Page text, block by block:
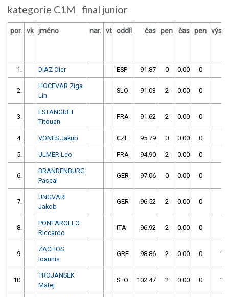
kategorie C1M final junior
por. vk jméno nar. vt oddíl čas pen čas pen
1. DIAZ Oier ESP 91.87 0 0.00 0
2.
HOCEVAR Ziga
Lin
SLO 91.03 2 0.00 0
3.
ESTANGUET
Titouan
FRA 91.62 2 0.00 0
4. VONES Jakub CZE 95.79 0 0.00 0
5. ULMER Leo FRA 94.90 2 0.00 0
6.
BRANDENBURG
Pascal
GER 97.06 0 0.00 0
7.
UNGVARI
Jakob
GER 96.52 2 0.00 0
8.
PONTAROLLO
Riccardo
ITA 96.92 2 0.00 0
9.
ZACHOS
Ioannis
GRE 98.86 2 0.00 0
10.
TROJANSEK
Matej
SLO 102.47 2 0.00 0